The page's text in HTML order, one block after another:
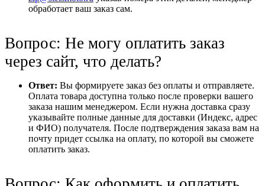
обработает ваш заказ сам.
Вопрос: Не могу оплатить заказ
через сайт, что делать?
Ответ: Вы формируете заказ без оплаты и отправляете.
Оплата товара доступна только после проверки вашего
заказа нашим менеджером. Если нужна доставка сразу
указывайте полные данные для доставки (Индекс, адрес
и ФИО) получателя. После подтверждения заказа вам на
почту придет ссылка на оплату, по которой вы сможете
оплатить заказ.